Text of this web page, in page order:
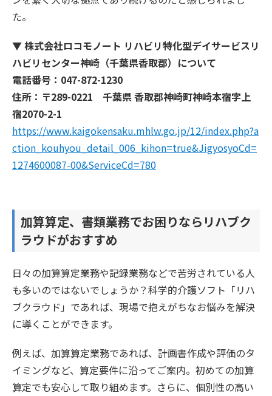
た。
▼ 株式会社ロコモノート リハビリ特化型デイサービスリ
ハビリセンター神崎（千葉県香取郡）について
電話番号：047-872-1230
住所：〒289-0221 千葉県 香取郡神崎町神崎本宿字上
宿2070-2-1
https://www.kaigokensaku.mhlw.go.jp/12/index.php?a
ction_kouhyou_detail_006_kihon=true&JigyosyoCd=
1274600087-00&ServiceCd=780
加算算定、書類業務でお困りならリハブク
ラウドがおすすめ
日々の加算算定業務や記録業務などで苦労されている人
も多いのではないでしょうか？科学的介護ソフト「リハ
ブクラウド」であれば、現場で抱えがちなお悩みを解決
に導くことができます。
例えば、加算算定業務であれば、計画書作成や評価のタ
イミングなど、算定要件に沿ってご案内。初めての加算
算定でも安心して取り組めます。さらに、個別性の高い